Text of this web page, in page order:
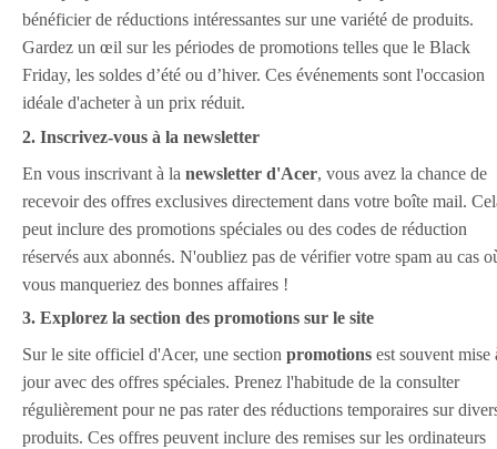
bénéficier de réductions intéressantes sur une variété de produits.
Gardez un œil sur les périodes de promotions telles que le Black
Friday, les soldes d’été ou d’hiver. Ces événements sont l'occasion
idéale d'acheter à un prix réduit.
2. Inscrivez-vous à la newsletter
En vous inscrivant à la newsletter d'Acer, vous avez la chance de
recevoir des offres exclusives directement dans votre boîte mail.
peut inclure des promotions spéciales ou des codes de réduction
réservés aux abonnés. N'oubliez pas de vérifier votre spam au cas
vous manqueriez des bonnes affaires !
3. Explorez la section des promotions sur le site
Sur le site officiel d'Acer, une section promotions est souvent mise
jour avec des offres spéciales. Prenez l'habitude de la consulter
régulièrement pour ne pas rater des réductions temporaires sur
produits. Ces offres peuvent inclure des remises sur les ordinateurs